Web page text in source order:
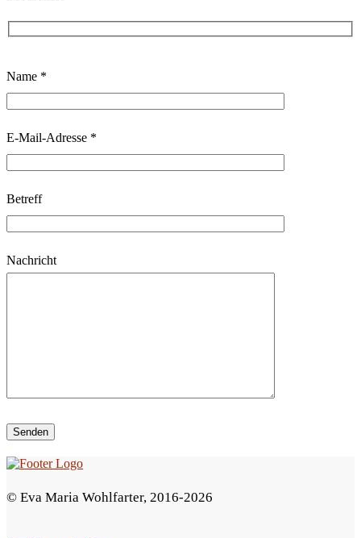
t
t
e
a
s
s
e
s
e
l
Name *
E-Mail-Adresse *
Betreff
Nachricht
© Eva Maria Wohlfarter, 2016-2026